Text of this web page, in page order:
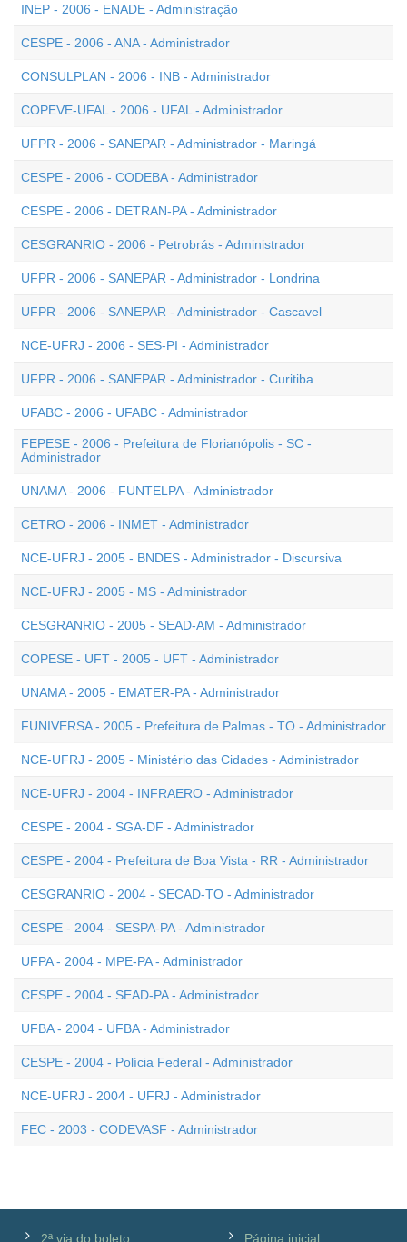
INEP - 2006 - ENADE - Administração
CESPE - 2006 - ANA - Administrador
CONSULPLAN - 2006 - INB - Administrador
COPEVE-UFAL - 2006 - UFAL - Administrador
UFPR - 2006 - SANEPAR - Administrador - Maringá
CESPE - 2006 - CODEBA - Administrador
CESPE - 2006 - DETRAN-PA - Administrador
CESGRANRIO - 2006 - Petrobrás - Administrador
UFPR - 2006 - SANEPAR - Administrador - Londrina
UFPR - 2006 - SANEPAR - Administrador - Cascavel
NCE-UFRJ - 2006 - SES-PI - Administrador
UFPR - 2006 - SANEPAR - Administrador - Curitiba
UFABC - 2006 - UFABC - Administrador
FEPESE - 2006 - Prefeitura de Florianópolis - SC -
Administrador
UNAMA - 2006 - FUNTELPA - Administrador
CETRO - 2006 - INMET - Administrador
NCE-UFRJ - 2005 - BNDES - Administrador - Discursiva
NCE-UFRJ - 2005 - MS - Administrador
CESGRANRIO - 2005 - SEAD-AM - Administrador
COPESE - UFT - 2005 - UFT - Administrador
UNAMA - 2005 - EMATER-PA - Administrador
FUNIVERSA - 2005 - Prefeitura de Palmas - TO - Administrador
NCE-UFRJ - 2005 - Ministério das Cidades - Administrador
NCE-UFRJ - 2004 - INFRAERO - Administrador
CESPE - 2004 - SGA-DF - Administrador
CESPE - 2004 - Prefeitura de Boa Vista - RR - Administrador
CESGRANRIO - 2004 - SECAD-TO - Administrador
CESPE - 2004 - SESPA-PA - Administrador
UFPA - 2004 - MPE-PA - Administrador
CESPE - 2004 - SEAD-PA - Administrador
UFBA - 2004 - UFBA - Administrador
CESPE - 2004 - Polícia Federal - Administrador
NCE-UFRJ - 2004 - UFRJ - Administrador
FEC - 2003 - CODEVASF - Administrador
2ª via do boleto Página inicial